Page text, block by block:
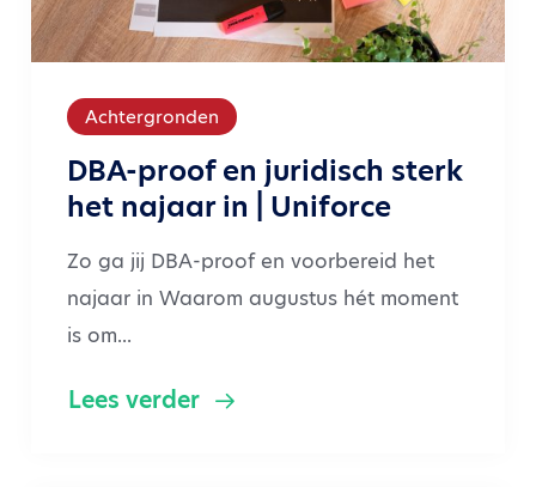
Achtergronden
DBA-proof en juridisch sterk
het najaar in | Uniforce
Zo ga jij DBA-proof en voorbereid het
najaar in Waarom augustus hét moment
is om...
Lees verder